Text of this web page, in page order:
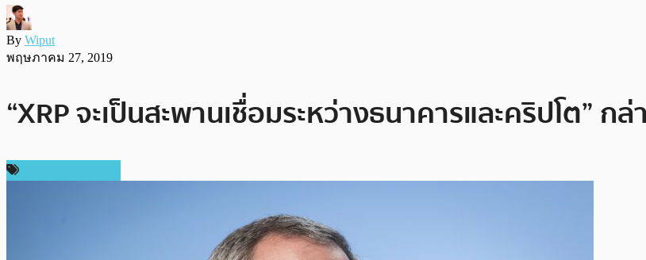
By Wiput
พฤษภาคม 27, 2019
“XRP จะเป็นสะพานเชื่อมระหว่างธนาคารและคริปโต” ก